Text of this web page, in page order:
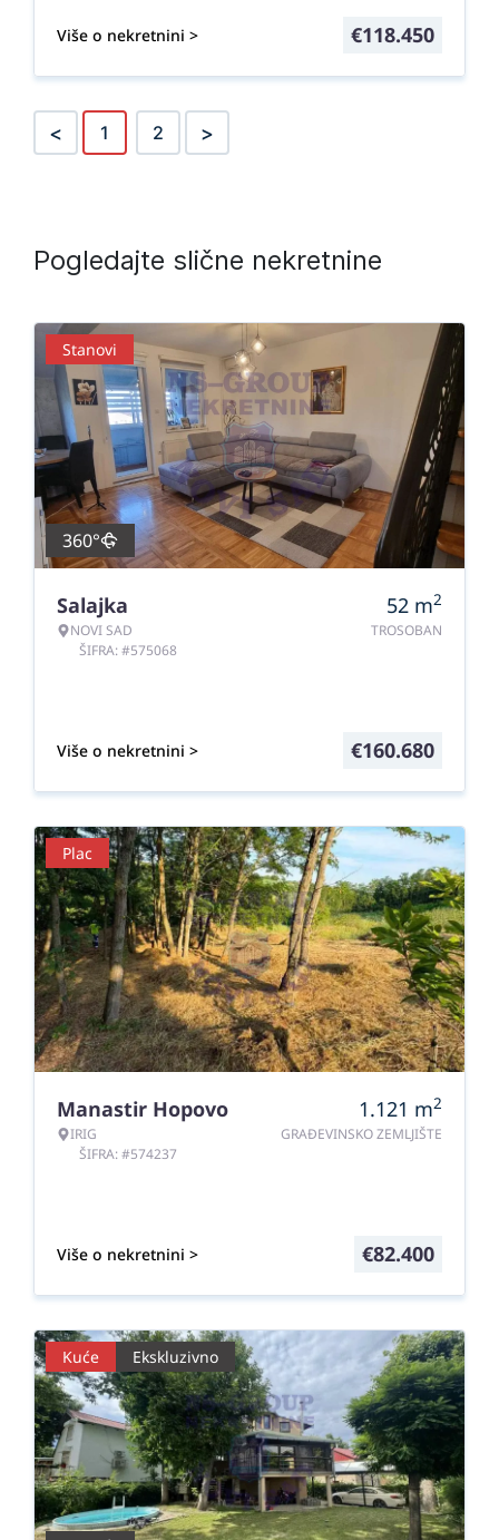
Više o nekretnini > €118.450
< 1 2 >
Pogledajte slične nekretnine
Stanovi
360°
Salajka
NOVI SAD
ŠIFRA: #575068
52 m2
TROSOBAN
Više o nekretnini > €160.680
Plac
Manastir Hopovo
IRIG
ŠIFRA: #574237
1.121 m2
GRAĐEVINSKO ZEMLJIŠTE
Više o nekretnini > €82.400
Kuće Ekskluzivno